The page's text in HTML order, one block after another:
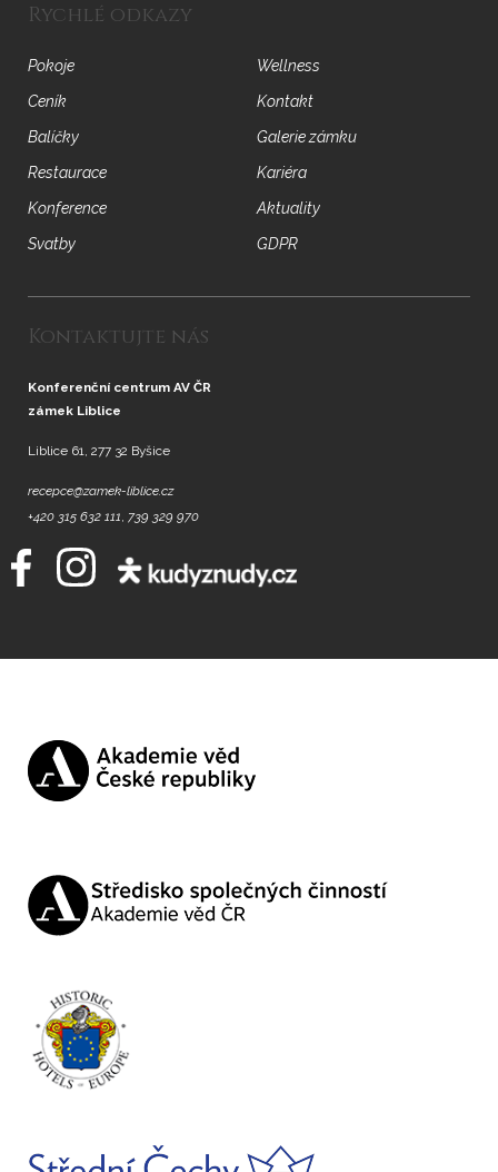
Rychlé odkazy
Pokoje
Ceník
Balíčky
Restaurace
Konference
Svatby
Wellness
Kontakt
Galerie zámku
Kariéra
Aktuality
GDPR
Kontaktujte nás
Konferenční centrum AV ČR
zámek Liblice
Liblice 61, 277 32 Byšice
recepce@zamek-liblice.cz
+420 315 632 111, 739 329 970